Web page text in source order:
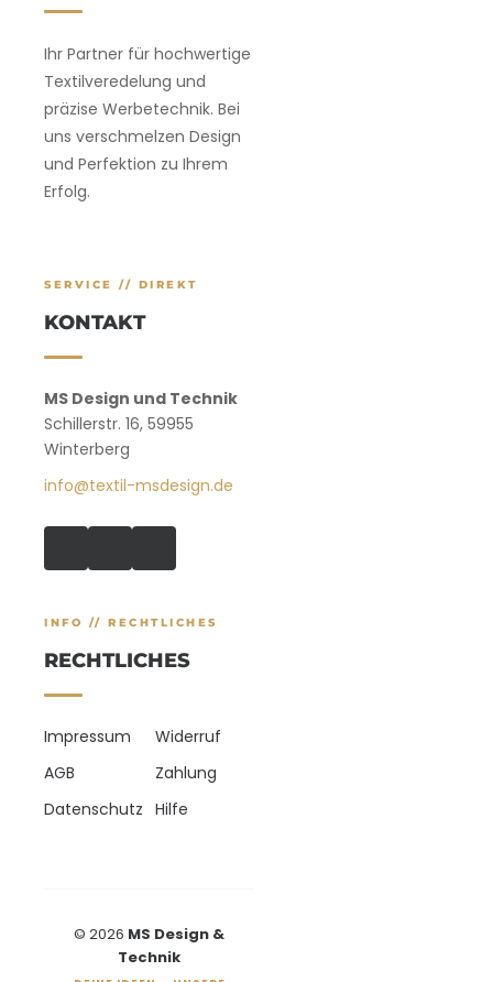
Ihr Partner für hochwertige
Textilveredelung und
präzise Werbetechnik. Bei
uns verschmelzen Design
und Perfektion zu Ihrem
Erfolg.
SERVICE // DIREKT
KONTAKT
MS Design und Technik
Schillerstr. 16, 59955
Winterberg
info@textil-msdesign.de
INFO // RECHTLICHES
RECHTLICHES
Impressum
Widerruf
AGB
Zahlung
Datenschutz Hilfe
© 2026 MS Design &
Technik